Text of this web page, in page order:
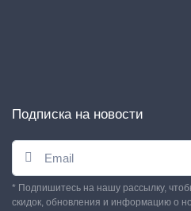
Подписка на новости
* Подпишитесь на нашу рассылку,
скидок, обновления и информацию о